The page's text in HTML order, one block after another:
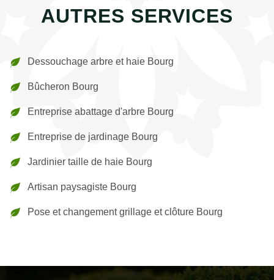
AUTRES SERVICES
Dessouchage arbre et haie Bourg
Bûcheron Bourg
Entreprise abattage d'arbre Bourg
Entreprise de jardinage Bourg
Jardinier taille de haie Bourg
Artisan paysagiste Bourg
Pose et changement grillage et clôture Bourg